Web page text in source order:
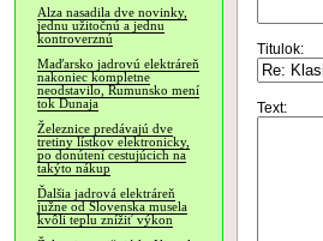
Alza nasadila dve novinky,
jednu užitočnú a jednu
kontroverznú
Maďarsko jadrovú elektráreň
nakoniec kompletne
neodstavilo, Rumunsko mení
tok Dunaja
Železnice predávajú dve
tretiny lístkov elektronicky,
po donútení cestujúcich na
takýto nákup
Ďalšia jadrová elektráreň
južne od Slovenska musela
kvôli teplu znížiť výkon
Titulok:
Text: